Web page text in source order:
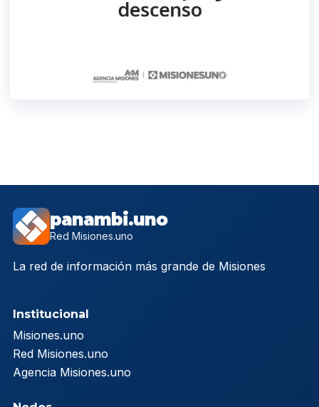
panambi.uno
Red Misiones.uno
La red de información más grande de Misiones
Institucional
Misiones.uno
Red Misiones.uno
Agencia Misiones.uno